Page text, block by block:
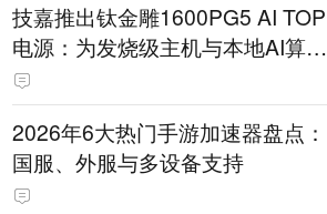
技嘉推出钛金雕1600PG5 AI TOP
电源：为发烧级主机与本地AI算力
打造旗舰供电方案
2026年6大热门手游加速器盘点：
国服、外服与多设备支持